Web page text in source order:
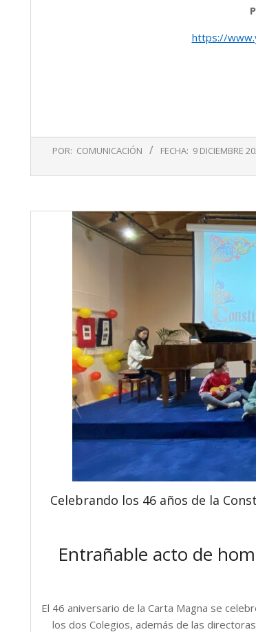
https://
09
POR: COMUNICACIÓN FECHA: 9 DICIEMBRE
Celebrando los 46 años de la
Entrañable acto de
El 46 aniversario de la Carta Magna se
los dos Colegios, además de las